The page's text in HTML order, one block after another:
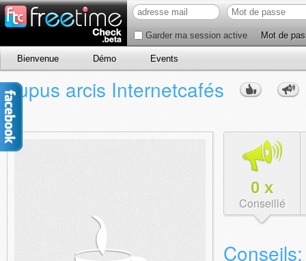
Garder ma session active Mot de
Bienvenue Démo Events
Lupus arcis Internetcafés
0 x
Conseillé
Conseils: